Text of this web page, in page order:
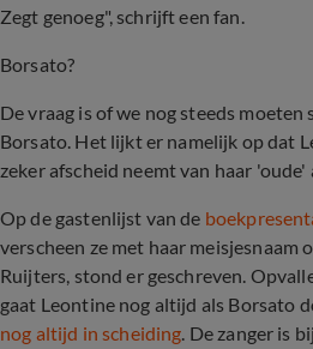
Zegt genoeg", schrijft een fan.
Borsato?
De vraag is of we nog steeds
Borsato. Het lijkt er namelijk op dat
zeker afscheid neemt van haar 'oude'
Op de gastenlijst van de
verscheen ze met haar meisjesnaam
Ruijters, stond er geschreven.
gaat Leontine nog altijd als Borsato
nog altijd in scheiding. De zanger is